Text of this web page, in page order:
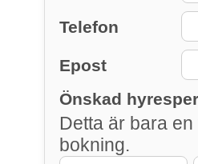
Telefon
Epost
Önskad
Detta är bara
bokning.